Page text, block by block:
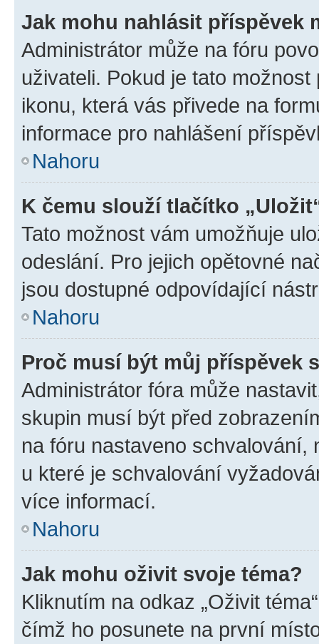
Jak mohu nahlásit příspěvek
Administrátor může na fóru
uživateli. Pokud je tato
ikonu, která vás přivede na
informace pro nahlášení
Nahoru
K čemu slouží tlačítko
Tato možnost vám umožňuje
odeslání. Pro jejich opětovné
jsou dostupné odpovídající
Nahoru
Proč musí být můj příspěvek
Administrátor fóra může
skupin musí být před
na fóru nastaveno schvalování,
u které je schvalování
více informací.
Nahoru
Jak mohu oživit svoje téma?
Kliknutím na odkaz „Oživit
čímž ho posunete na první